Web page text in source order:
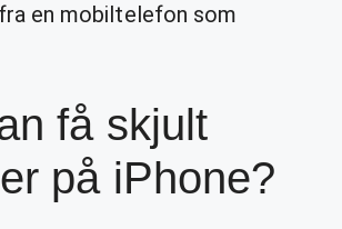
fra en mobiltelefon som
få skjult
på iPhone?